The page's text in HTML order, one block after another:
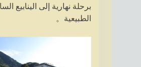
برحلة نهارية إلى الينابيع
الطبيعية。